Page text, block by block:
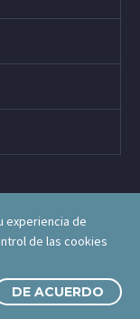
experiencia de
de las cookies
DE ACUERDO